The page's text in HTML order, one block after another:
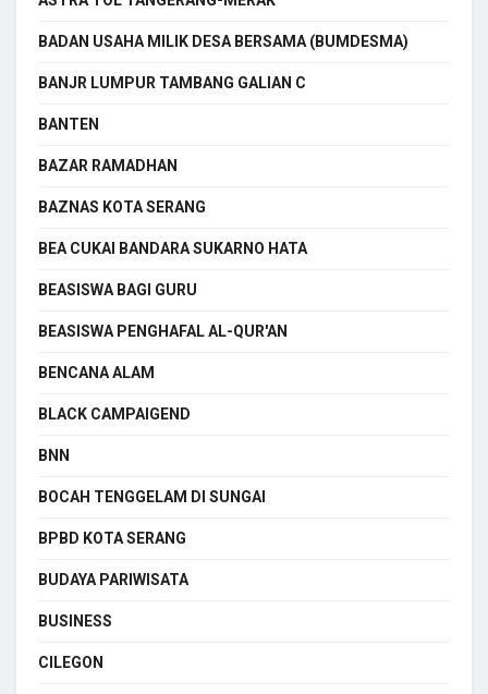
BADAN USAHA MILIK DESA BERSAMA (BUMDESMA)
BANJR LUMPUR TAMBANG GALIAN C
BANTEN
BAZAR RAMADHAN
BAZNAS KOTA SERANG
BEA CUKAI BANDARA SUKARNO HATA
BEASISWA BAGI GURU
BEASISWA PENGHAFAL AL-QUR'AN
BENCANA ALAM
BLACK CAMPAIGEND
BNN
BOCAH TENGGELAM DI SUNGAI
BPBD KOTA SERANG
BUDAYA PARIWISATA
BUSINESS
CILEGON